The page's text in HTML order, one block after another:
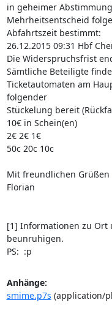
in geheimer
Mehrheitsentscheid
Abfahrtszeit bestimmt:
26.12.2015 09:31 Hbf
Die Widerspruchsfrist
Sämtliche Beteiligte
Ticketautomaten am
folgender
Stückelung bereit
10€ in Schein(en)
2€ 2€ 1€
50c 20c 10c
Mit freundlichen Grüßen
Florian
[1] Informationen zu Ort
beunruhigen.
PS:  :p
Anhänge:
smime.p7s (application/